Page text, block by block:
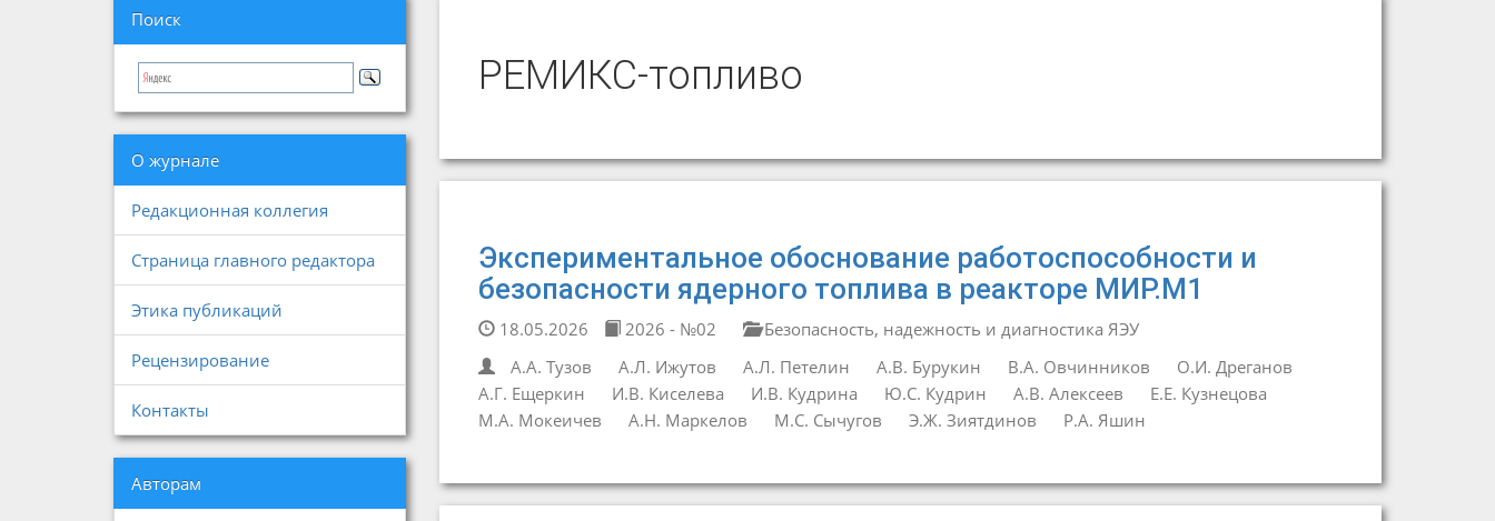
Поиск
О журнале
Редакционная коллегия
Страница главного редактора
Этика публикаций
Рецензирование
Контакты
Авторам
РЕМИКС-топливо
Экспериментальное обоснование работоспособности и
безопасности ядерного топлива в реакторе МИР.М1
18.05.2026 2026 - №02
Безопасность, надежность и диагностика ЯЭУ
А.А. Тузов
А.Л. Ижутов А.Л. Петелин А.В. Бурукин В.А. Овчинников
О.И. Дреганов
А.Г. Ещеркин
И.В. Киселева И.В. Кудрина Ю.С. Кудрин А.В. Алексеев
Е.Е. Кузнецова
М.А. Мокеичев
А.Н. Маркелов М.С. Сычугов Э.Ж. Зиятдинов Р.А. Яшин